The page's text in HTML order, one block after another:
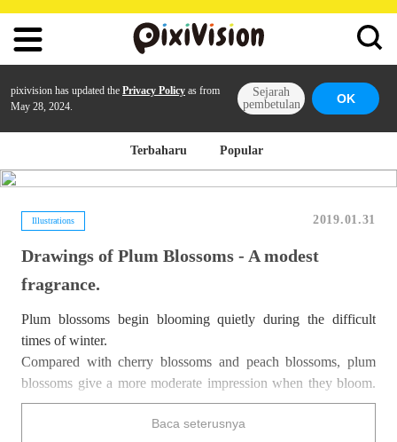
pixivision has updated the Privacy Policy as from
May 28, 2024.
Sejarah
pembetulan
OK
Terbaharu Popular
Illustrations 2019.01.31
Drawings of Plum Blossoms - A modest
fragrance.
Plum blossoms begin blooming quietly during the difficult
times of winter.
Compared with cherry blossoms and peach blossoms, plum
blossoms give a more moderate impression when they bloom.
And yet, what is attractive about them is that they look like
they give a gracious blush to the white snow.
Baca seterusnya